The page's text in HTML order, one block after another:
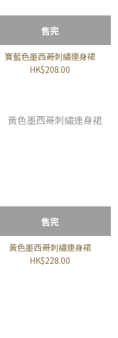
售完
寶藍色墨西哥刺繡連身裙
HK$208.00
售完
黃色墨西哥刺繡連身裙
HK$228.00